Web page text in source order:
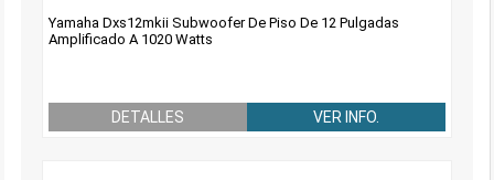
Yamaha Dxs12mkii Subwoofer De Piso De 12 Pulgadas
Amplificado A 1020 Watts
DETALLES VER INFO.